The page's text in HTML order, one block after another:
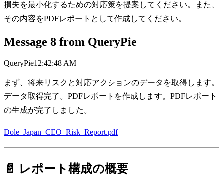
損失を最小化するための対応策を提案してください。また、
その内容をPDFレポートとして作成してください。
Message 8 from QueryPie
QueryPie12:42:48 AM
まず、将来リスクと対応アクションのデータを取得します。
データ取得完了。PDFレポートを作成します。PDFレポート
の生成が完了しました。
Dole_Japan_CEO_Risk_Report.pdf
📄 レポート構成の概要